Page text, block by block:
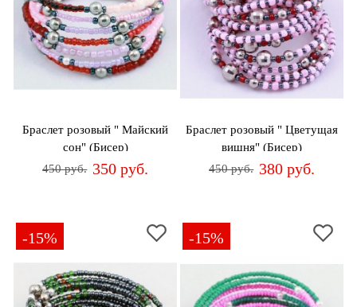
Браслет розовый " Майский
сон" (Бисер)
450 руб. 350 руб.
Браслет розовый " Цветущая
вишня" (Бисер)
450 руб. 380 руб.
-15% -15%